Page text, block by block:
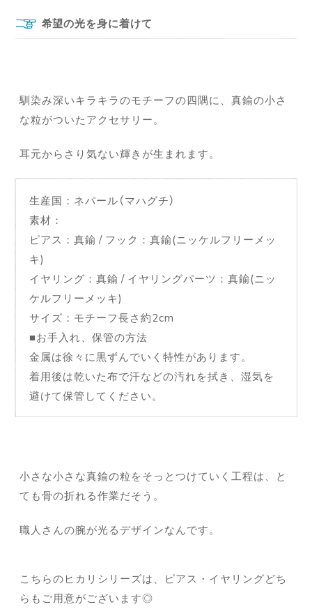
希望の光を身に着けて
馴染み深いキラキラのモチーフの四隅に、真鍮の小さ
な粒がついたアクセサリー。
耳元からさり気ない輝きが生まれます。
生産国：ネパール（マハグチ）
素材：
ピアス：真鍮 / フック：真鍮(ニッケルフリーメッ
キ)
イヤリング：真鍮 / イヤリングパーツ：真鍮(ニッ
ケルフリーメッキ)
サイズ：モチーフ長さ約2cm
■お手入れ、保管の方法
金属は徐々に黒ずんでいく特性があります。
着用後は乾いた布で汗などの汚れを拭き、湿気を
避けて保管してください。
小さな小さな真鍮の粒をそっとつけていく工程は、と
ても骨の折れる作業だそう。
職人さんの腕が光るデザインなんです。
こちらのヒカリシリーズは、ピアス・イヤリングどち
らもご用意がございます◎